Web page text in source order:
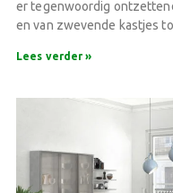
er tegenwoordig
en van zwevende kastjes
Lees verder »